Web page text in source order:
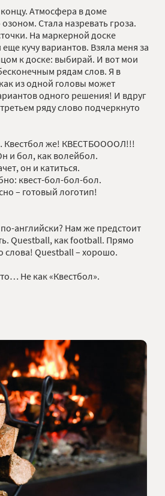
Атмосфера в доме
Стала назревать гроза.
На маркерной доске
кучу вариантов. Взяла меня за
к доске: выбирай. И вот мои
рядам слов. Я в
из одной головы может
одного решения! И вдруг
ряду слово подчеркнуто
Квестбол же! КВЕСТБООООЛ!!!
и бол, как волейбол.
он и катиться.
квест-бол-бол-бол.
– готовый логотип!
по-английски? Нам же предстоит
Questball, как football. Прямо
слова! Questball – хорошо.
Не как «Квестбол».